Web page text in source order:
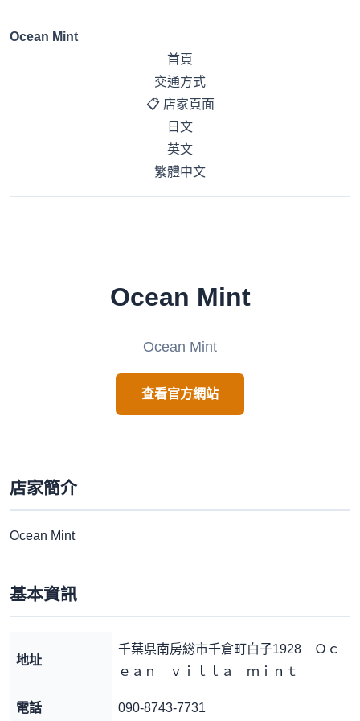
Ocean Mint
首頁
交通方式
📋 店家頁面
日文
英文
繁體中文
Ocean Mint
Ocean Mint
查看官方網站
店家簡介
Ocean Mint
基本資訊
地址
千葉県南房総市千倉町白子1928 Ｏｃ
ｅａｎ ｖｉｌｌａ ｍｉｎｔ
電話 090-8743-7731